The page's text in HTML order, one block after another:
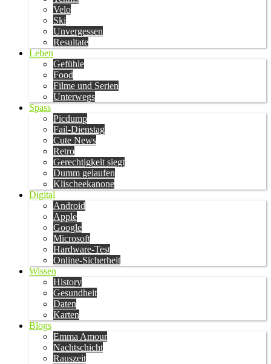
Velo
Ski
Unvergessen
Resultate
Leben
Gefühle
Food
Filme und Serien
Unterwegs
Spass
Picdump
Fail-Dienstag
Cute News
Retro
Gerechtigkeit siegt
Dumm gelaufen
Klischeekanone
Digital
Android
Apple
Google
Microsoft
Hardware-Test
Online-Sicherheit
Wissen
History
Gesundheit
Daten
Karten
Blogs
Emma Amour
Nachtschicht
Rauszeit